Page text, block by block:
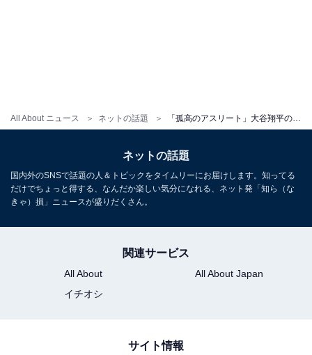
All About ニュース ネットの話題 「孤高のアスリート」大谷翔平の芸術的な姿に反響「息をのむほどに美しい」「祈りのような佇まい」
ネットの話題
国内外のSNSで話題の人＆トピックをタイムリーにお届けします。知ってる
だけでちょっと得する、なんだか楽しい気分になれる、ネット発「知ら（な
きゃ）損」ニュースが盛りだくさん。
関連サービス
All About
All About Japan
イチオシ
サイト情報